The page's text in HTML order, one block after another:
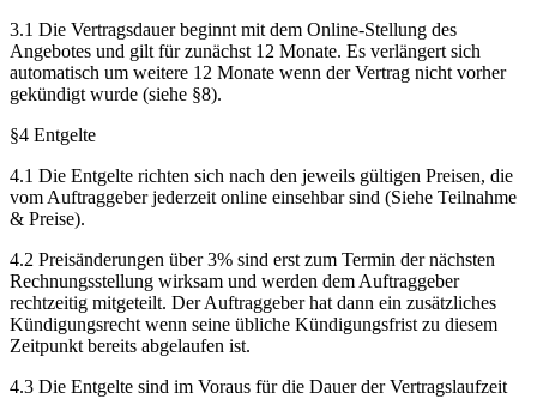
3.1 Die Vertragsdauer beginnt mit dem Online-Stellung des
Angebotes und gilt für zunächst 12 Monate. Es verlängert sich
automatisch um weitere 12 Monate wenn der Vertrag nicht vorher
gekündigt wurde (siehe §8).
§4 Entgelte
4.1 Die Entgelte richten sich nach den jeweils gültigen Preisen, die
vom Auftraggeber jederzeit online einsehbar sind (Siehe Teilnahme
& Preise).
4.2 Preisänderungen über 3% sind erst zum Termin der nächsten
Rechnungsstellung wirksam und werden dem Auftraggeber
rechtzeitig mitgeteilt. Der Auftraggeber hat dann ein zusätzliches
Kündigungsrecht wenn seine übliche Kündigungsfrist zu diesem
Zeitpunkt bereits abgelaufen ist.
4.3 Die Entgelte sind im Voraus für die Dauer der Vertragslaufzeit